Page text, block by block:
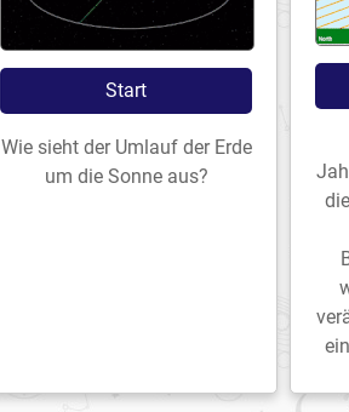
Start
Wie sieht der Umlauf der Erde
um die Sonne aus?